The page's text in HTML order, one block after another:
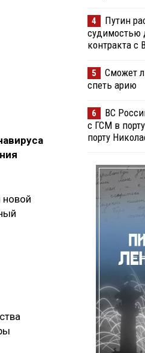
новой
4
Путин
судимостью
контракта с
5
Сможет
спеть арию
6
ВС
с ГСМ в
порту